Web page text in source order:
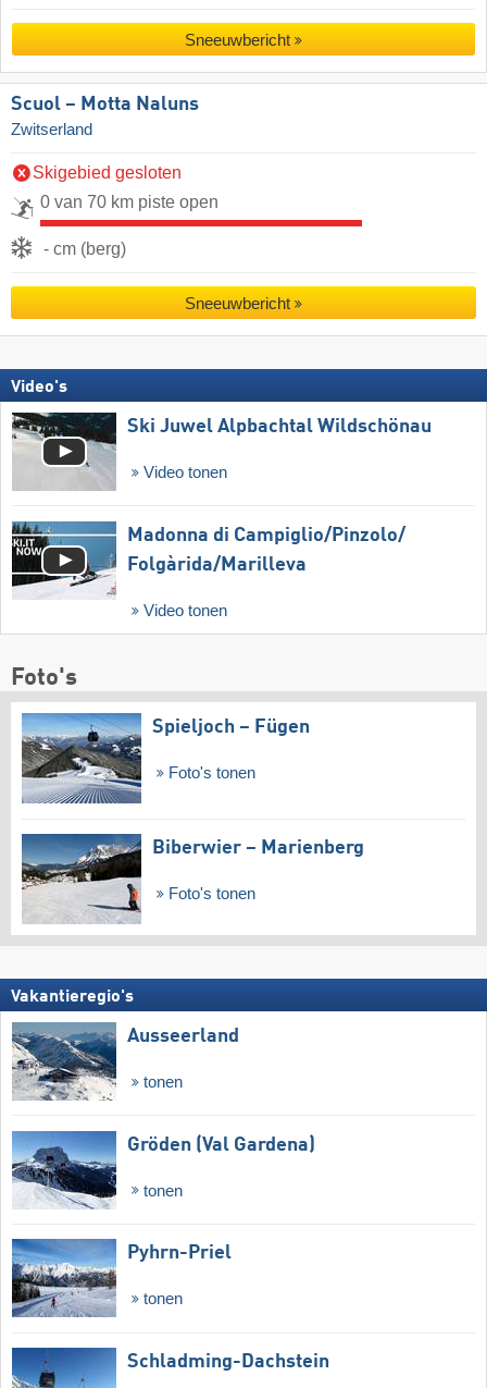
Sneeuwbericht
Scuol – Motta Naluns
Zwitserland
Skigebied gesloten
0 van 70 km piste open
- cm (berg)
Sneeuwbericht
Video's
Ski Juwel Alpbachtal Wildschönau
Video tonen
Madonna di Campiglio/​Pinzolo/​
Folgàrida/​Marilleva
Video tonen
Foto's
Spieljoch – Fügen
Foto's tonen
Biberwier – Marienberg
Foto's tonen
Vakantieregio's
Ausseerland
tonen
Gröden (Val Gardena)
tonen
Pyhrn-Priel
tonen
Schladming-Dachstein